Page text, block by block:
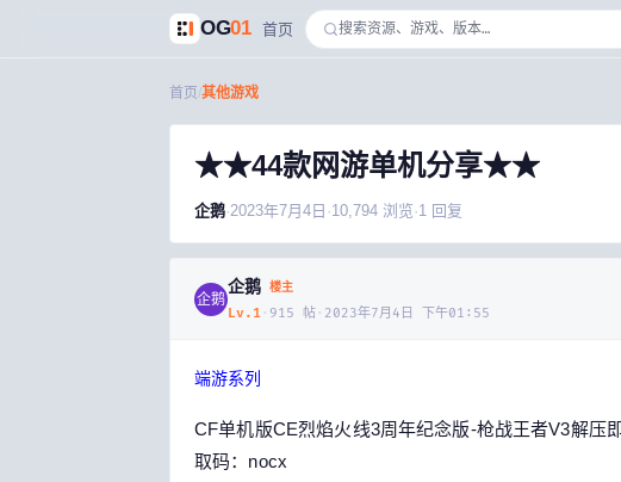
OG01 首页
首页 其他游戏
★★44款网游单机分享★★
企鹅·2023年7月4日 ·10,794 浏览·1 回复
企鹅
企鹅 楼主
Lv. 1 · 915 帖 · 2023年7月4日 下午01:55
端游系列
CF单机版CE烈焰火线3周年纪念版-枪战王者V3解压
取码：nocx